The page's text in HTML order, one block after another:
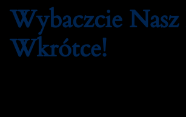
Wybaczcie
Wkrótce!